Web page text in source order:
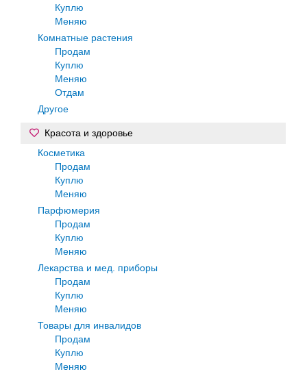
Куплю
Меняю
Комнатные растения
Продам
Куплю
Меняю
Отдам
Другое
Красота и здоровье
Косметика
Продам
Куплю
Меняю
Парфюмерия
Продам
Куплю
Меняю
Лекарства и мед. приборы
Продам
Куплю
Меняю
Товары для инвалидов
Продам
Куплю
Меняю